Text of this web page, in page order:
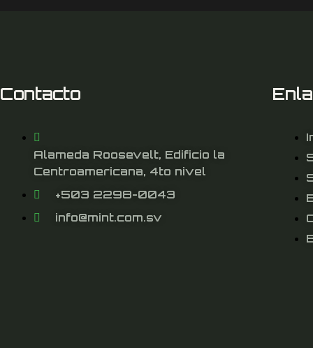
Contacto
Alameda Roosevelt, Edificio la
Centroamericana, 4to nivel
+503 2298-0043
info@mint.com.sv